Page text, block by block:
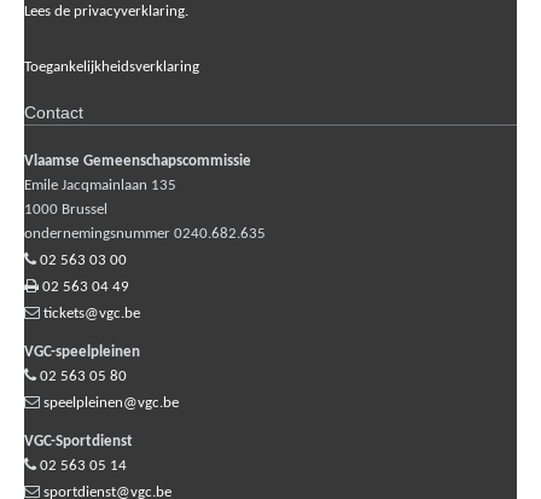
Lees de privacyverklaring.
Toegankelijkheidsverklaring
Contact
Vlaamse Gemeenschapscommissie
Emile Jacqmainlaan 135
1000 Brussel
ondernemingsnummer 0240.682.635
02 563 03 00
02 563 04 49
tickets@vgc.be
VGC-speelpleinen
02 563 05 80
speelpleinen@vgc.be
VGC-Sportdienst
02 563 05 14
sportdienst@vgc.be